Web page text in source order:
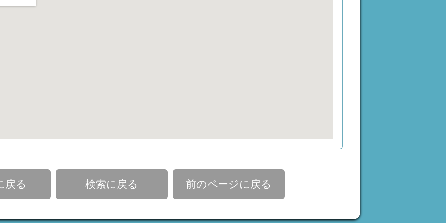
戻る 検索に戻る 前のページに戻る